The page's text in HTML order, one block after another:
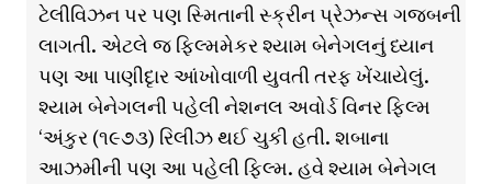
ટેલીવિઝન પર પણ સ્મિતાની સ્ક્રીન પ્રેઝન્સ ગજબની
લાગતી. એટલે જ ફિલ્મમેકર શ્યામ બેનેગલનું ધ્યાન
પણ આ પાણીદૃાર આંખોવાળી યુવતી તરફ ખેંચાયેલું.
શ્યામ બેનેગલની પહેલી નેશનલ અવોર્ડ વિનર ફિલ્મ
‘અંકુર (૧૯૭૩) રિલીઝ થઈ ચુકી હતી. શબાના
આઝમીની પણ આ પહેલી ફિલ્મ. હવે શ્યામ બેનેગલ